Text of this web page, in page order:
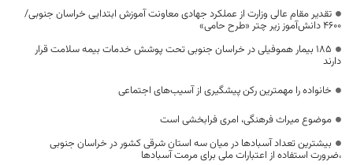
تقدیر مقام عالی وزارت از عملکرد جهادی معاونت آموزش ابتدایی خراسان جنوبی/
۴۶۰۰ دانش‌آموز زیر چتر «طرح حامی»
۱۸۵ بیمار هموفیلی در خراسان جنوبی تحت پوشش خدمات بیمه سلامت قرار
دارند
خانواده را مهمترین رکن پیشگیری از آسیب‌های اجتماعی
موضوع میراث فرهنگی، امری فرابخشی است
بیشترین تعداد آسبادها در میان سه استان شرقی کشور در خراسان جنوبی
،ضرورت استفاده از اعتبارات ملی برای مرمت آسبادها